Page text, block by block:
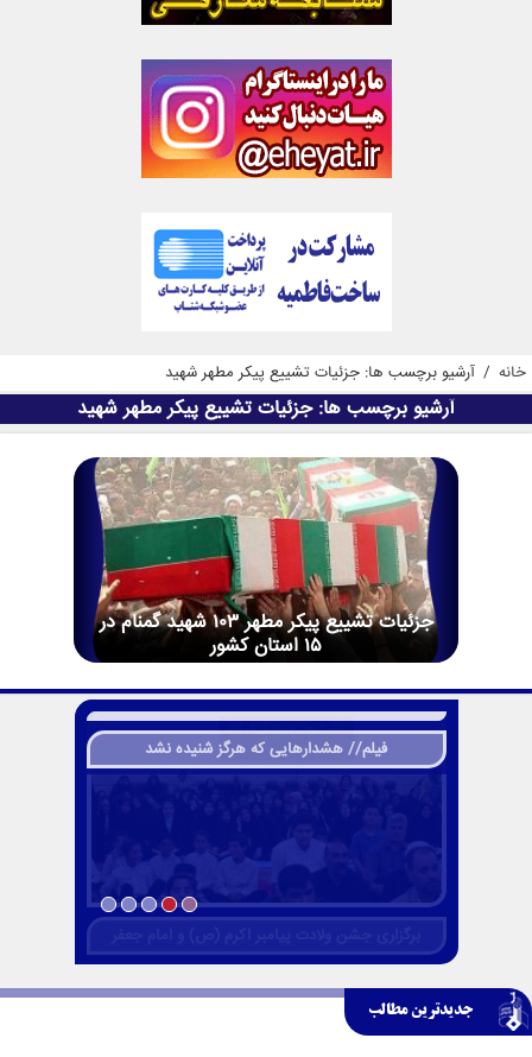
خانه / آرشیو برچسب ها: جزئیات تشییع پیکر مطهر شهید
آرشیو برچسب ها:جزئیات تشییع پیکر مطهر شهید
جزئیات تشییع پیکر مطهر ۱۰۳ شهید گمنام در
۱۵ استان کشور
فیلم// هشدارهایی که هرگز شنیده نشد
جدیدترین مطالب